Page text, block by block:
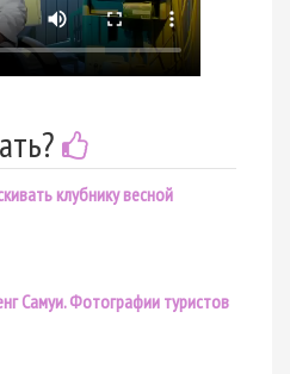
клубнику весной
Самуи. Фотографии туристов